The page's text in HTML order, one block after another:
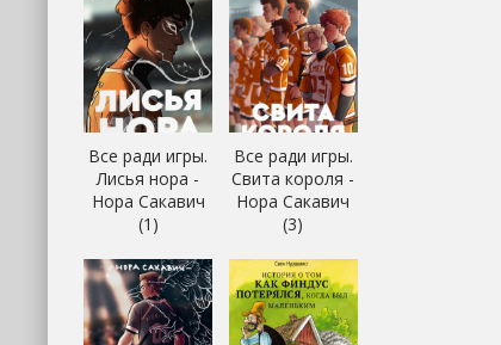
Все ради игры.
Лисья нора -
Нора Сакавич
(1)
Все ради игры.
Свита короля -
Нора Сакавич
(3)